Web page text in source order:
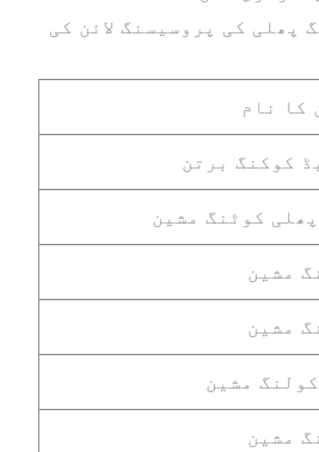
پھلی کی پروسیسنگ لائن کی
کا نام
کوکنگ برتن
کوٹنگ مشین
مشین
مشین
مشین
مشین